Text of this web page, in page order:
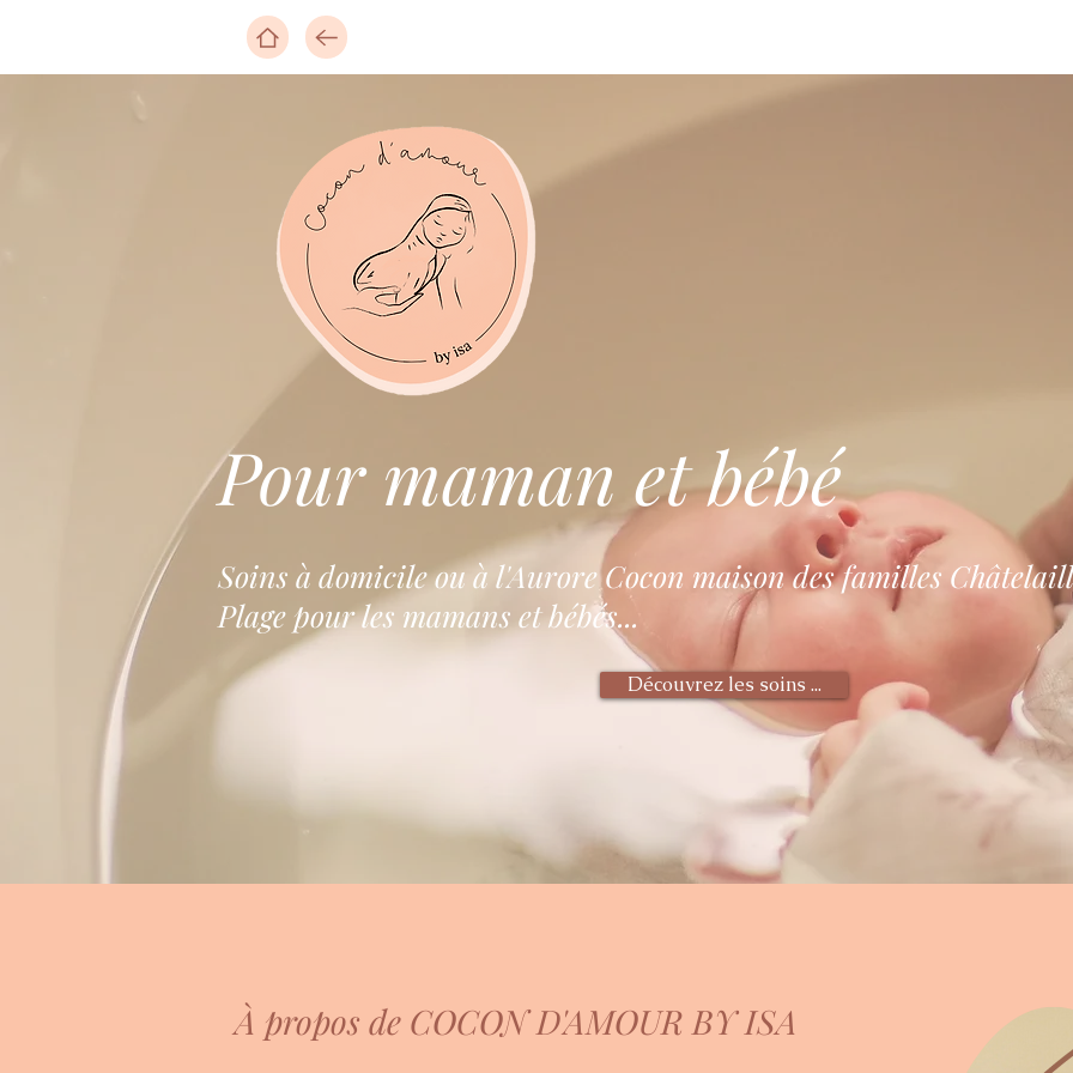
Pour maman et bébé
Soins à domicile ou à l'Aurore Cocon maison des familles
Plage pour les mamans et bébés...
Découvrez les soins ...
À propos de COCON D'AMOUR BY ISA